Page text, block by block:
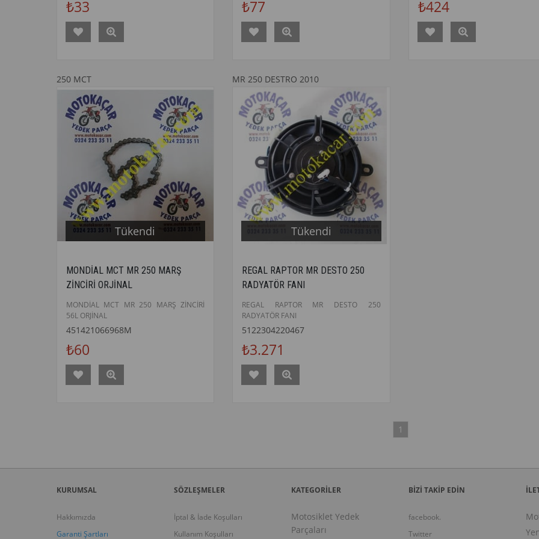
₺33 ₺77 ₺424
250 MCT
Tükendi
MONDİAL MCT MR 250 MARŞ
ZİNCİRİ ORJİNAL
MONDİAL MCT MR 250 MARŞ ZİNCİRİ
56L ORJİNAL
451421066968M
₺60
MR 250 DESTRO 2010
Tükendi
REGAL RAPTOR MR DESTO 250
RADYATÖR FANI
REGAL RAPTOR MR DESTO 250
RADYATÖR FANI
5122304220467
₺3.271
1
KURUMSAL
Hakkımızda
Garanti Şartları
SÖZLEŞMELER
İptal & İade Koşulları
Kullanım Koşulları
KATEGORİLER
Motosiklet Yedek
Parçaları
BİZİ TAKİP EDİN
facebook.
Twitter